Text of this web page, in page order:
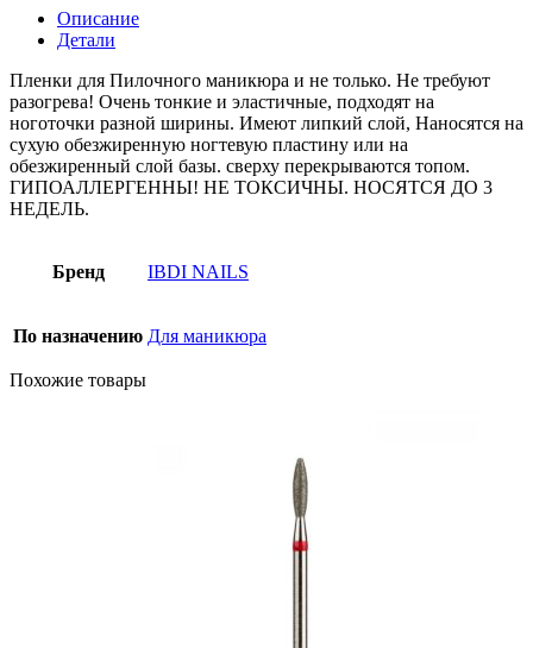
Описание
Детали
Пленки для Пилочного маникюра и не только. Не требуют
разогрева! Очень тонкие и эластичные, подходят на
ноготочки разной ширины. Имеют липкий слой, Наносятся на
сухую обезжиренную ногтевую пластину или на
обезжиренный слой базы. сверху перекрываются топом.
ГИПОАЛЛЕРГЕННЫ! НЕ ТОКСИЧНЫ. НОСЯТСЯ ДО 3
НЕДЕЛЬ.
Бренд IBDI NAILS
По назначению Для маникюра
Похожие товары